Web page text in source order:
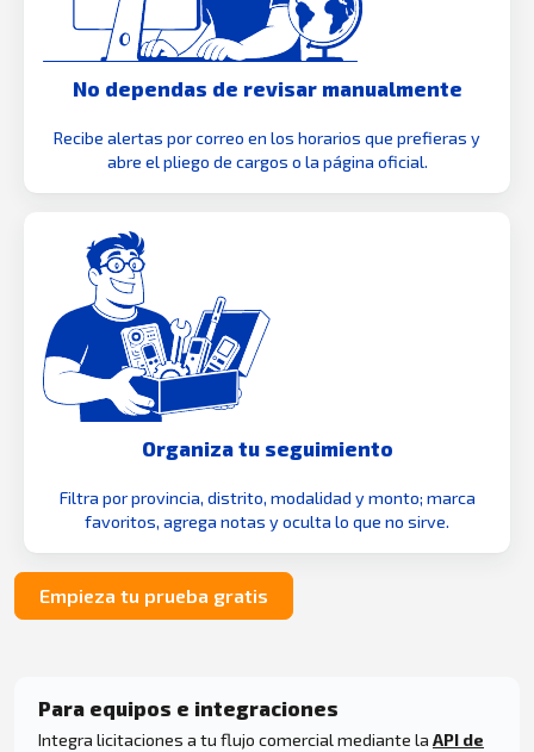
No dependas de revisar manualmente
Recibe alertas por correo en los horarios que prefieras y
abre el pliego de cargos o la página oficial.
Organiza tu seguimiento
Filtra por provincia, distrito, modalidad y monto; marca
favoritos, agrega notas y oculta lo que no sirve.
Empieza tu prueba gratis
Para equipos e integraciones
Integra licitaciones a tu flujo comercial mediante la API de